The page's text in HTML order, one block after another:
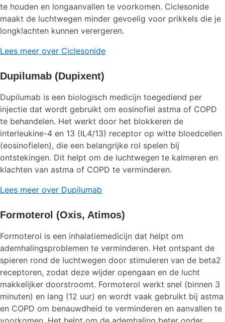
te houden en longaanvallen te voorkomen. Ciclesonide
maakt de luchtwegen minder gevoelig voor prikkels die je
longklachten kunnen verergeren.
Lees meer over Ciclesonide
Dupilumab (Dupixent)
Dupilumab is een biologisch medicijn toegediend per
injectie dat wordt gebruikt om eosinofiel astma of COPD
te behandelen. Het werkt door het blokkeren de
interleukine-4 en 13 (IL4/13) receptor op witte bloedcellen
(eosinofielen), die een belangrijke rol spelen bij
ontstekingen. Dit helpt om de luchtwegen te kalmeren en
klachten van astma of COPD te verminderen.
Lees meer over Dupilumab
Formoterol (Oxis, Atimos)
Formoterol is een inhalatiemedicijn dat helpt om
ademhalingsproblemen te verminderen. Het ontspant de
spieren rond de luchtwegen door stimuleren van de beta2
receptoren, zodat deze wijder opengaan en de lucht
makkelijker doorstroomt. Formoterol werkt snel (binnen 3
minuten) en lang (12 uur) en wordt vaak gebruikt bij astma
en COPD om benauwdheid te verminderen en aanvallen te